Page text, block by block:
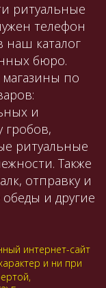
ритуальные
телефон
наш каталог
бюро.
магазины по
и
гробов,
ритуальные
Также
отправку и
и другие
интернет-сайт
и ни при